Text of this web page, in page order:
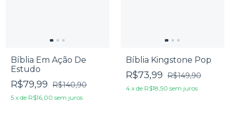
Bíblia Em Ação De
Estudo
R$79,99 R$140,90
5 x de R$16,00 sem juros
Bíblia Kingstone Pop
R$73,99 R$149,90
4 x de R$18,50 sem juros